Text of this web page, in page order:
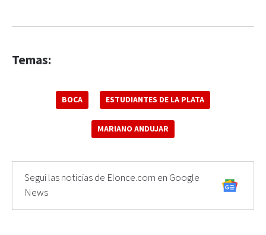
Temas:
BOCA ESTUDIANTES DE LA PLATA
MARIANO ANDUJAR
Seguí las noticias de Elonce.com en Google
News